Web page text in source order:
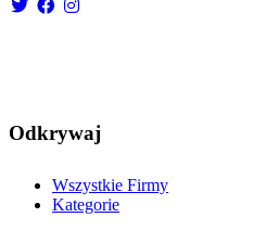
Odkrywaj
Wszystkie Firmy
Kategorie